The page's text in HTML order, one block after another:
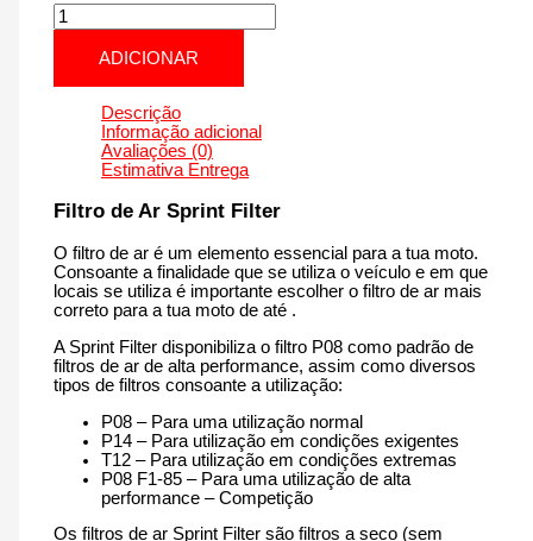
Quantidade
de
14
-
PM243P14
2017
até
agora
ADICIONAR
Descrição
Informação adicional
Avaliações (0)
Estimativa Entrega
Filtro de Ar Sprint Filter
O filtro de ar é um elemento essencial para a tua moto.
Consoante a finalidade que se utiliza o veículo e em que
locais se utiliza é importante escolher o filtro de ar mais
correto para a tua moto de até .
A Sprint Filter disponibiliza o filtro P08 como padrão de
filtros de ar de alta performance, assim como diversos
tipos de filtros consoante a utilização:
P08 – Para uma utilização normal
P14 – Para utilização em condições exigentes
T12 – Para utilização em condições extremas
P08 F1-85 – Para uma utilização de alta
performance – Competição
Os filtros de ar Sprint Filter são filtros a seco (sem